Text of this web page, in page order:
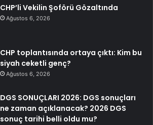
CHP’li Vekilin Şoförü Gözaltında
Ağustos 6, 2026
CHP toplantısında ortaya çıktı: Kim bu
siyah ceketli genç?
Ağustos 6, 2026
DGS SONUÇLARI 2026: DGS sonuçları
ne zaman açıklanacak? 2026 DGS
sonuç tarihi belli oldu mu?